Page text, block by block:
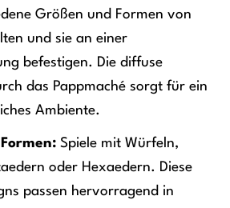
Größen und Formen von
und sie an einer
befestigen. Die diffuse
das Pappmaché sorgt für ein
Ambiente.
Spiele mit Würfeln,
oder Hexaedern. Diese
passen hervorragend in